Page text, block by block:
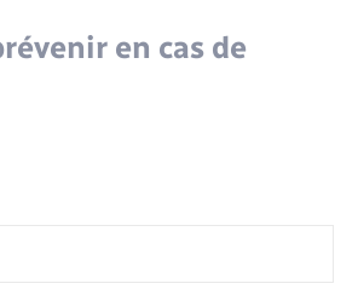
en cas de